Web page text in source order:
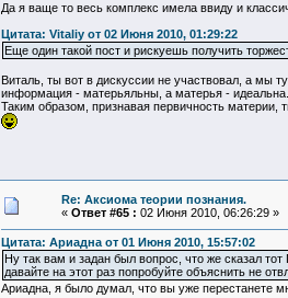
Да я ваще то весь комплекс имела ввиду и
Цитата: Vitaliy от 02 Июня 2010, 01:29:22
Еще один такой пост и рискуешь получить
Виталь, ты вот в дискуссии не участвовал, а мы
информация - матерьяльны, а матерья - идеальна.
Таким образом, признавая первичность материи,
Re: Аксиома теории познания.
« Ответ #65 : 02 Июня 2010, 06:26:29 »
Цитата: Ариадна от 01 Июня 2010, 15:57:02
Ну так вам и задан был вопрос, что же сказал
давайте на этот раз попробуйте объяснить не
Ариадна, я было думал, что вы уже перестанете